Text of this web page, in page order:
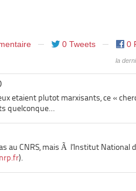
0 Tweets 0
la
etaient plutot marxisants, ce «
quelconque…
au CNRS, mais Ã l’Institut National
).